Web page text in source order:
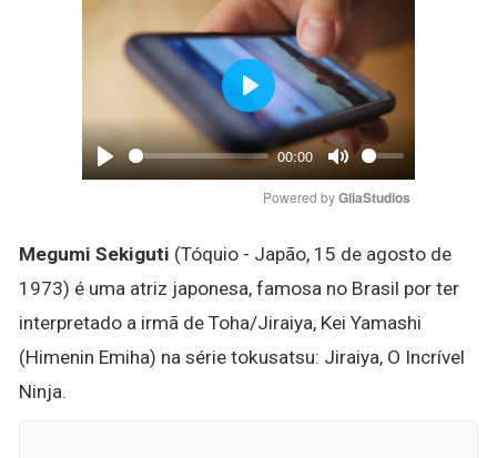
Play
00:00
Mute
Play
Powered by GliaStudios
Megumi Sekiguti (Tóquio - Japão, 15 de agosto de
1973) é uma atriz japonesa, famosa no Brasil por ter
interpretado a irmã de Toha/Jiraiya, Kei Yamashi
(Himenin Emiha) na série tokusatsu: Jiraiya, O Incrível
Ninja.